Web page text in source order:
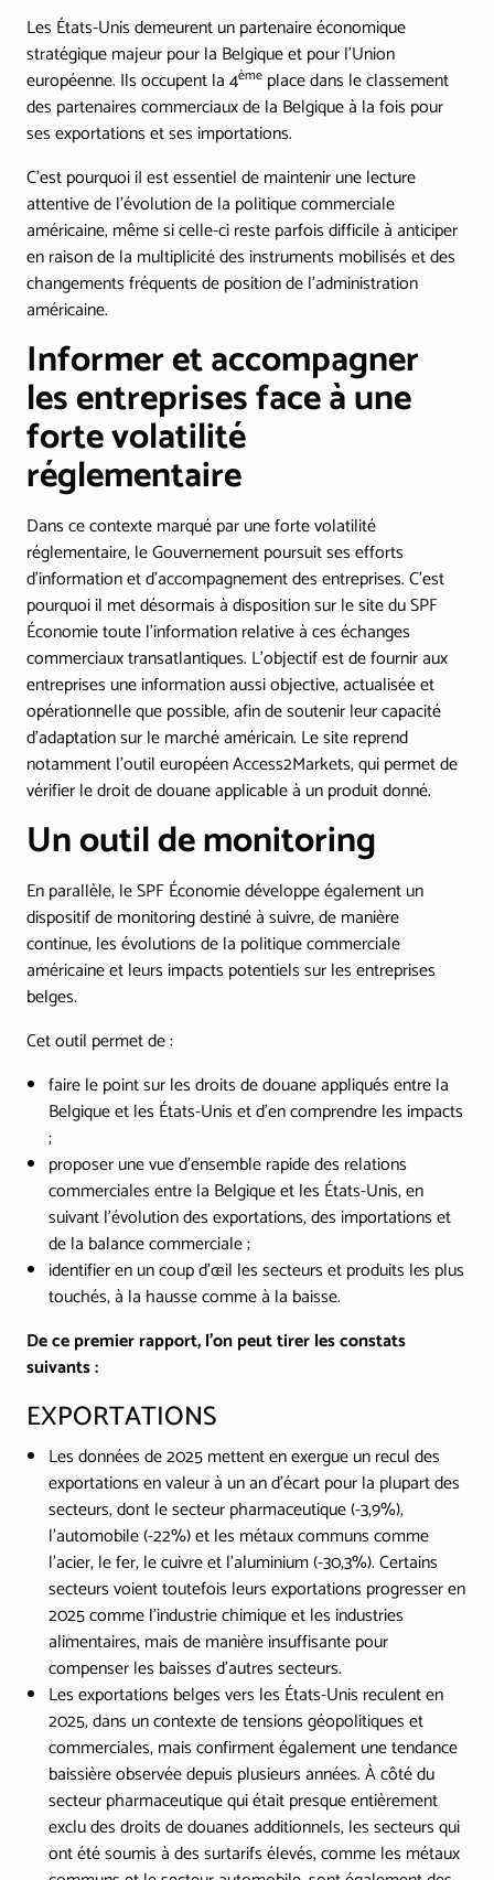
Les États-Unis demeurent un partenaire économique
stratégique majeur pour la Belgique et pour l'Union
européenne. Ils occupent la 4ème place dans le classement
des partenaires commerciaux de la Belgique à la fois pour
ses exportations et ses importations.
C’est pourquoi iI est essentiel de maintenir une lecture
attentive de l'évolution de la politique commerciale
américaine, même si celle-ci reste parfois difficile à anticiper
en raison de la multiplicité des instruments mobilisés et des
changements fréquents de position de l'administration
américaine.
Informer et accompagner
les entreprises face à une
forte volatilité
réglementaire
Dans ce contexte marqué par une forte volatilité
réglementaire, le Gouvernement poursuit ses efforts
d'information et d'accompagnement des entreprises. C’est
pourquoi il met désormais à disposition sur le site du SPF
Économie toute l’information relative à ces échanges
commerciaux transatlantiques. L’objectif est de fournir aux
entreprises une information aussi objective, actualisée et
opérationnelle que possible, afin de soutenir leur capacité
d'adaptation sur le marché américain. Le site reprend
notamment l'outil européen Access2Markets, qui permet de
vérifier le droit de douane applicable à un produit donné.
Un outil de monitoring
En parallèle, le SPF Économie développe également un
dispositif de monitoring destiné à suivre, de manière
continue, les évolutions de la politique commerciale
américaine et leurs impacts potentiels sur les entreprises
belges.
Cet outil permet de :
faire le point sur les droits de douane appliqués entre la
Belgique et les États-Unis et d'en comprendre les impacts
;
proposer une vue d'ensemble rapide des relations
commerciales entre la Belgique et les États-Unis, en
suivant l'évolution des exportations, des importations et
de la balance commerciale ;
identifier en un coup d'œil les secteurs et produits les plus
touchés, à la hausse comme à la baisse.
De ce premier rapport, l’on peut tirer les constats
suivants :
EXPORTATIONS
Les données de 2025 mettent en exergue un recul des
exportations en valeur à un an d’écart pour la plupart des
secteurs, dont le secteur pharmaceutique (-3,9%),
l’automobile (-22%) et les métaux communs comme
l’acier, le fer, le cuivre et l’aluminium (-30,3%). Certains
secteurs voient toutefois leurs exportations progresser en
2025 comme l’industrie chimique et les industries
alimentaires, mais de manière insuffisante pour
compenser les baisses d’autres secteurs.
Les exportations belges vers les États-Unis reculent en
2025, dans un contexte de tensions géopolitiques et
commerciales, mais confirment également une tendance
baissière observée depuis plusieurs années. À côté du
secteur pharmaceutique qui était presque entièrement
exclu des droits de douanes additionnels, les secteurs qui
ont été soumis à des surtarifs élevés, comme les métaux